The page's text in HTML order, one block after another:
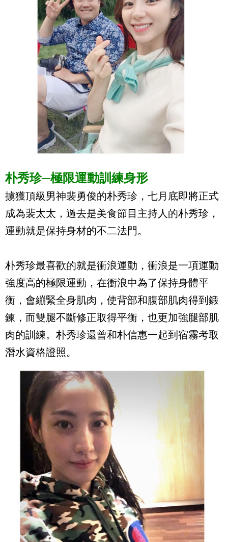
朴秀珍─極限運動訓練身形
擄獲頂級男神裴勇俊的朴秀珍，七月底即將正式
成為裴太太，過去是美食節目主持人的朴秀珍，
運動就是保持身材的不二法門。
朴秀珍最喜歡的就是衝浪運動，衝浪是一項運動
強度高的極限運動，在衝浪中為了保持身體平
衡，會繃緊全身肌肉，使背部和腹部肌肉得到鍛
鍊，而雙腿不斷修正取得平衡，也更加強腿部肌
肉的訓練。朴秀珍還曾和朴信惠一起到宿霧考取
潛水資格證照。